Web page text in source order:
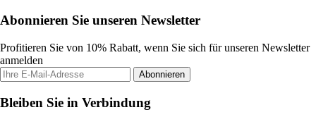
Abonnieren Sie unseren Newsletter
Profitieren Sie von 10% Rabatt, wenn Sie sich für unseren Newsletter
anmelden
Abonnieren
Bleiben Sie in Verbindung